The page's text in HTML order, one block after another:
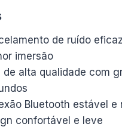
de ruído
imersão
de alta qualidade com
Bluetooth estável e
confortável e leve